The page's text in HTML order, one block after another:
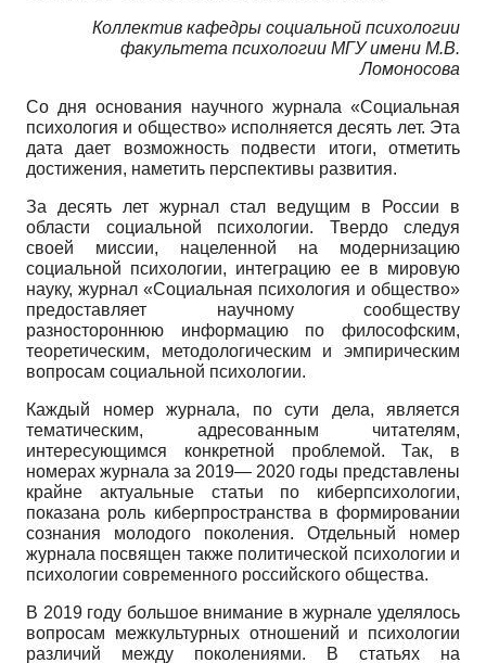
Коллектив кафедры социальной психологии
факультета психологии МГУ имени М.В.
Ломоносова
Со дня основания научного журнала «Социальная
психология и общество» исполняется десять лет. Эта
дата дает возможность подвести итоги, отметить
достижения, наметить перспективы развития.
За десять лет журнал стал ведущим в России в
области социальной психологии. Твердо следуя
своей миссии, нацеленной на модернизацию
социальной психологии, интеграцию ее в мировую
науку, журнал «Социальная психология и общество»
предоставляет научному сообществу
разностороннюю информацию по философским,
теоретическим, методологическим и эмпирическим
вопросам социальной психологии.
Каждый номер журнала, по сути дела, является
тематическим, адресованным читателям,
интересующимся конкретной проблемой. Так, в
номерах журнала за 2019— 2020 годы представлены
крайне актуальные статьи по киберпсихологии,
показана роль киберпространства в формировании
сознания молодого поколения. Отдельный номер
журнала посвящен также политической психологии и
психологии современного российского общества.
В 2019 году большое внимание в журнале уделялось
вопросам межкультурных отношений и психологии
различий между поколениями. В статьях на